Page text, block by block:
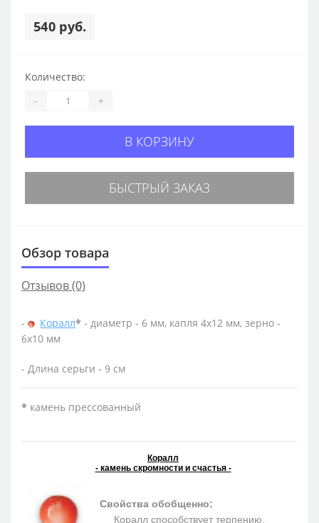
540 руб.
Количество:
- +
В КОРЗИНУ
БЫСТРЫЙ ЗАКАЗ
Обзор товара
Отзывов (0)
- Коралл* - диаметр - 6 мм, капля 4х12 мм, зерно -
6х10 мм
- Длина серьги - 9 см
* камень прессованный
Коралл
- камень скромности и счастья -
Свойства обобщенно:
Коралл способствует терпению,